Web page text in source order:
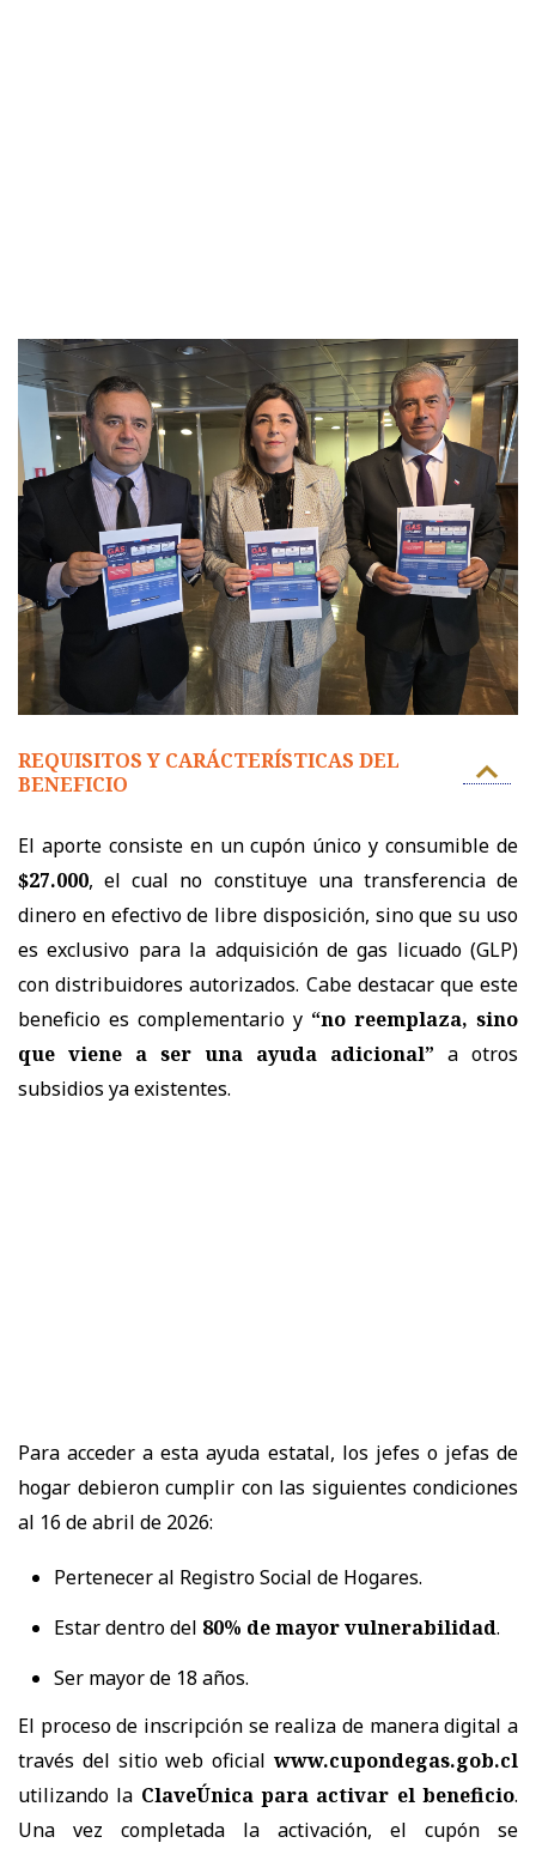
REQUISITOS Y CARÁCTERÍSTICAS DEL
BENEFICIO
El aporte consiste en un cupón único y consumible de
$27.000, el cual no constituye una transferencia de
dinero en efectivo de libre disposición, sino que su uso
es exclusivo para la adquisición de gas licuado (GLP)
con distribuidores autorizados. Cabe destacar que este
beneficio es complementario y “no reemplaza, sino
que viene a ser una ayuda adicional” a otros
subsidios ya existentes.
Para acceder a esta ayuda estatal, los jefes o jefas de
hogar debieron cumplir con las siguientes condiciones
al 16 de abril de 2026:
Pertenecer al Registro Social de Hogares.
Estar dentro del 80% de mayor vulnerabilidad.
Ser mayor de 18 años.
El proceso de inscripción se realiza de manera digital a
través del sitio web oficial www.cupondegas.gob.cl
utilizando la ClaveÚnica para activar el beneficio.
Una vez completada la activación, el cupón se